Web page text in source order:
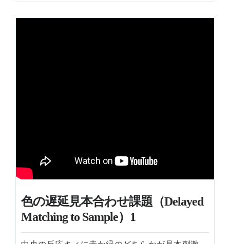
色の遅延見本合わせ課題（Delayed
Matching to Sample）1